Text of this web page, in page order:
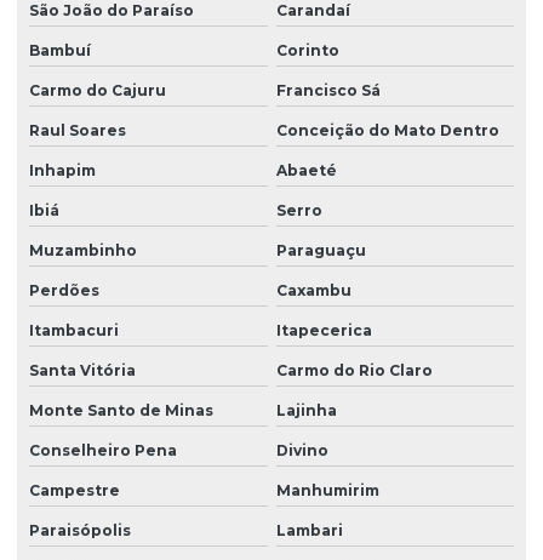
São João do Paraíso Carandaí
Bambuí Corinto
Carmo do Cajuru Francisco Sá
Raul Soares Conceição do Mato Dentro
Inhapim Abaeté
Ibiá Serro
Muzambinho Paraguaçu
Perdões Caxambu
Itambacuri Itapecerica
Santa Vitória Carmo do Rio Claro
Monte Santo de Minas Lajinha
Conselheiro Pena Divino
Campestre Manhumirim
Paraisópolis Lambari